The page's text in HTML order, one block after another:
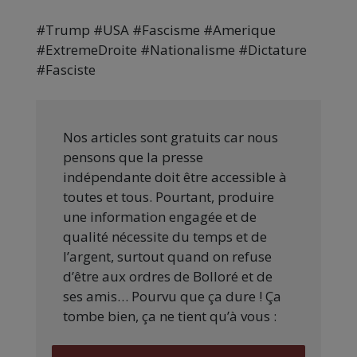
#Trump #USA #Fascisme #Amerique
#ExtremeDroite #Nationalisme #Dictature
#Fasciste
Nos articles sont gratuits car nous
pensons que la presse
indépendante doit être accessible à
toutes et tous. Pourtant, produire
une information engagée et de
qualité nécessite du temps et de
l’argent, surtout quand on refuse
d’être aux ordres de Bolloré et de
ses amis… Pourvu que ça dure ! Ça
tombe bien, ça ne tient qu’à vous :